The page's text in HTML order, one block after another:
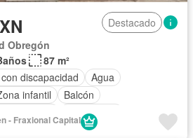
Destacado
Obregón
87 m²
discapacidad
Agua
infantil
Balcón
Electricidad
Zonas verdes
- Fraxional Capital